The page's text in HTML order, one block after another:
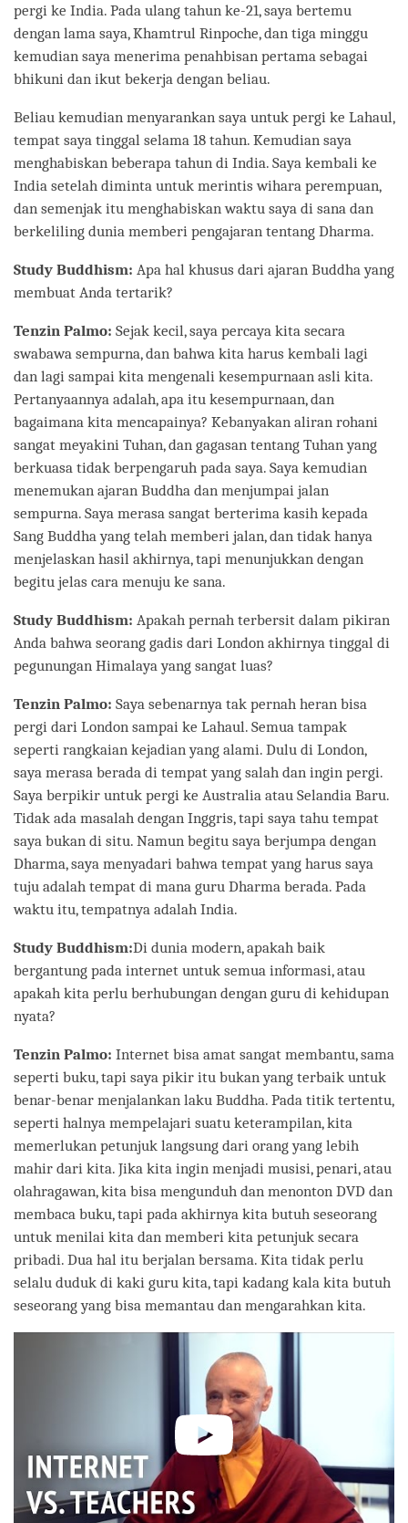
pergi ke India. Pada ulang tahun ke-21, saya bertemu
dengan lama saya, Khamtrul Rinpoche, dan tiga minggu
kemudian saya menerima penahbisan pertama sebagai
bhikuni dan ikut bekerja dengan beliau.
Beliau kemudian menyarankan saya untuk pergi ke Lahaul,
tempat saya tinggal selama 18 tahun. Kemudian saya
menghabiskan beberapa tahun di India. Saya kembali ke
India setelah diminta untuk merintis wihara perempuan,
dan semenjak itu menghabiskan waktu saya di sana dan
berkeliling dunia memberi pengajaran tentang Dharma.
Study Buddhism: Apa hal khusus dari ajaran Buddha yang
membuat Anda tertarik?
Tenzin Palmo: Sejak kecil, saya percaya kita secara
swabawa sempurna, dan bahwa kita harus kembali lagi
dan lagi sampai kita mengenali kesempurnaan asli kita.
Pertanyaannya adalah, apa itu kesempurnaan, dan
bagaimana kita mencapainya? Kebanyakan aliran rohani
sangat meyakini Tuhan, dan gagasan tentang Tuhan yang
berkuasa tidak berpengaruh pada saya. Saya kemudian
menemukan ajaran Buddha dan menjumpai jalan
sempurna. Saya merasa sangat berterima kasih kepada
Sang Buddha yang telah memberi jalan, dan tidak hanya
menjelaskan hasil akhirnya, tapi menunjukkan dengan
begitu jelas cara menuju ke sana.
Study Buddhism: Apakah pernah terbersit dalam pikiran
Anda bahwa seorang gadis dari London akhirnya tinggal di
pegunungan Himalaya yang sangat luas?
Tenzin Palmo: Saya sebenarnya tak pernah heran bisa
pergi dari London sampai ke Lahaul. Semua tampak
seperti rangkaian kejadian yang alami. Dulu di London,
saya merasa berada di tempat yang salah dan ingin pergi.
Saya berpikir untuk pergi ke Australia atau Selandia Baru.
Tidak ada masalah dengan Inggris, tapi saya tahu tempat
saya bukan di situ. Namun begitu saya berjumpa dengan
Dharma, saya menyadari bahwa tempat yang harus saya
tuju adalah tempat di mana guru Dharma berada. Pada
waktu itu, tempatnya adalah India.
Study Buddhism:Di dunia modern, apakah baik
bergantung pada internet untuk semua informasi, atau
apakah kita perlu berhubungan dengan guru di kehidupan
nyata?
Tenzin Palmo: Internet bisa amat sangat membantu, sama
seperti buku, tapi saya pikir itu bukan yang terbaik untuk
benar-benar menjalankan laku Buddha. Pada titik tertentu,
seperti halnya mempelajari suatu keterampilan, kita
memerlukan petunjuk langsung dari orang yang lebih
mahir dari kita. Jika kita ingin menjadi musisi, penari, atau
olahragawan, kita bisa mengunduh dan menonton DVD dan
membaca buku, tapi pada akhirnya kita butuh seseorang
untuk menilai kita dan memberi kita petunjuk secara
pribadi. Dua hal itu berjalan bersama. Kita tidak perlu
selalu duduk di kaki guru kita, tapi kadang kala kita butuh
seseorang yang bisa memantau dan mengarahkan kita.